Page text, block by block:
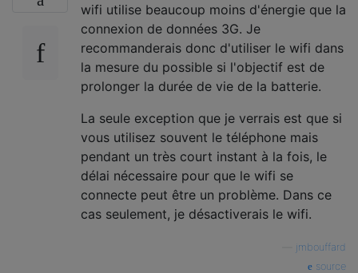
wifi utilise beaucoup moins d'énergie que la
connexion de données 3G. Je
recommanderais donc d'utiliser le wifi dans
la mesure du possible si l'objectif est de
prolonger la durée de vie de la batterie.
La seule exception que je verrais est que si
vous utilisez souvent le téléphone mais
pendant un très court instant à la fois, le
délai nécessaire pour que le wifi se
connecte peut être un problème. Dans ce
cas seulement, je désactiverais le wifi.
jmbouffard
source